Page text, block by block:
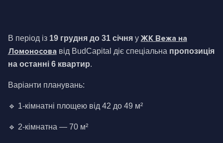
В період із 19 грудня до 31 січня у ЖК Вежа на
Ломоносова від BudCapital діє спеціальна пропозиція
на останні 6 квартир.
Варіанти планувань:
🔹 1-кімнатні площею від 42 до 49 м²
🔹 2-кімнатна — 70 м²